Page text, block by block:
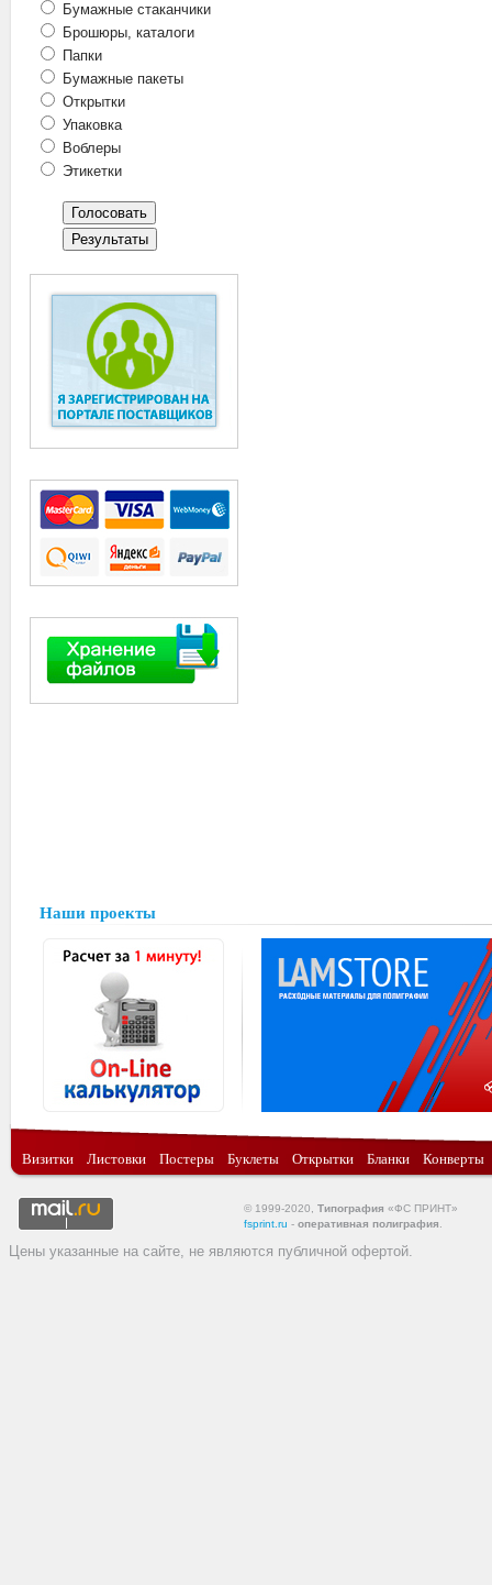
Бумажные стаканчики
Брошюры, каталоги
Папки
Бумажные пакеты
Открытки
Упаковка
Воблеры
Этикетки
Наши проекты
Визитки Листовки Постеры Буклеты Открытки Бланки Конверты
© 1999-2020, Типография «ФС ПРИНТ»
fsprint.ru - оперативная полиграфия
Цены указанные на сайте, не являются публичной офертой.